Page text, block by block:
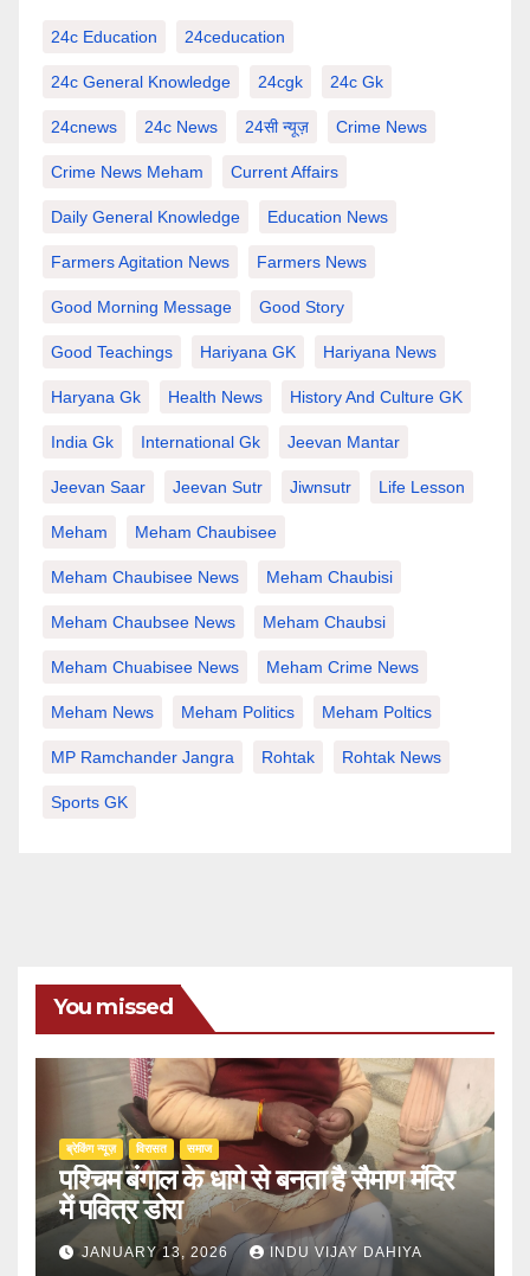
24c Education 24ceducation
24c General Knowledge 24cgk 24c Gk
24cnews 24c News 24सी न्यूज़ Crime News
Crime News Meham Current Affairs
Daily General Knowledge Education News
Farmers Agitation News Farmers News
Good Morning Message Good Story
Good Teachings Hariyana GK Hariyana News
Haryana Gk Health News History And Culture GK
India Gk International Gk Jeevan Mantar
Jeevan Saar Jeevan Sutr Jiwnsutr Life Lesson
Meham Meham Chaubisee
Meham Chaubisee News Meham Chaubisi
Meham Chaubsee News Meham Chaubsi
Meham Chuabisee News Meham Crime News
Meham News Meham Politics Meham Poltics
MP Ramchander Jangra Rohtak Rohtak News
Sports GK
You missed
ब्रेकिंग न्यूज़ ‍‍विरासत समाज
पश्चिम बंगाल के धागे से बनता है सैमाण मंदिर
में पवित्र डोरा
JANUARY 13, 2026 INDU VIJAY DAHIYA